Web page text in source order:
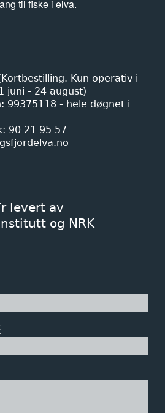
til fiske i elva.
Kun operativ i
juni - 24 august)
99375118 - hele døgnet i
90 21 95 57
levert av
og NRK